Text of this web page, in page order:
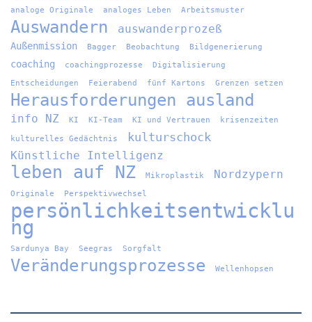
analoge Originale analoges Leben Arbeitsmuster
Auswandern auswanderprozeß
Außenmission Bagger Beobachtung Bildgenerierung
coaching coachingprozesse
Digitalisierung
Entscheidungen
Feierabend fünf Kartons Grenzen setzen
Herausforderungen ausland
info NZ KI KI-Team KI und Vertrauen krisenzeiten
kulturelles Gedächtnis kulturschock
Künstliche Intelligenz
leben auf NZ Mikroplastik Nordzypern
Originale Perspektivwechsel
persönlichkeitsentwicklu
ng
Sardunya Bay Seegras Sorgfalt
Veränderungsprozesse Wellenhopsen